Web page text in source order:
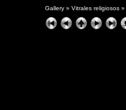
Gallery » Vitrales religiosos »